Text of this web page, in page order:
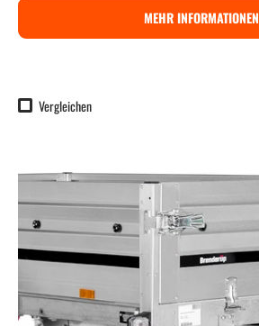
MEHR INFORMATIONEN
Vergleichen